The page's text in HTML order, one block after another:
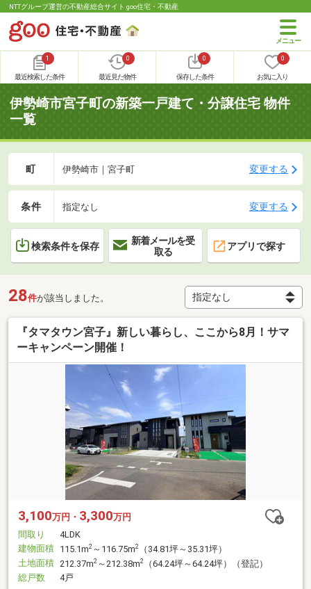
NTTグループ運営の不動産総合サイト goo住宅・不動産
1
最近検索した条件
0
最近見た物件
0
保存した条件
0
お気に入り
伊勢崎市宮子町の新築一戸建て・分譲住宅 物件
一覧
町 伊勢崎市｜宮子町 変更する
条件 指定なし 変更する
検索条件を保存
新着メールを受
取る
アプリで探す
28件が該当しました。
『タマタウン宮子』新しい暮らし、ここから8月！サマ
ーキャンペーン開催！
3,100万円・ 3,300万円
間取り
4LDK
建物面積 115.1m2 ～116.75m2
（34.81坪～35.31坪）
土地面積 212.37m2 ～212.38m2
（64.24坪～64.24坪）（登記）
総戸数
4戸